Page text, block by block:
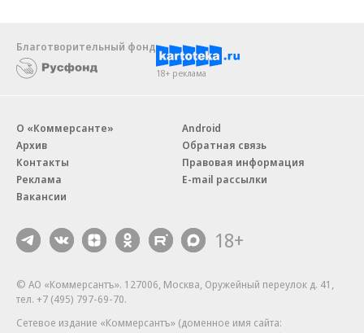
Благотворительный фонд
18+ реклама
О «Коммерсанте»
Архив
Контакты
Реклама
Вакансии
Android
Обратная связь
Правовая информация
E-mail рассылки
18+
© АО «Коммерсантъ». 127006, Москва, Оружейный переулок д. 41,
тел. +7 (495) 797-69-70.
Сетевое издание «Коммерсантъ» (доменное имя сайта: